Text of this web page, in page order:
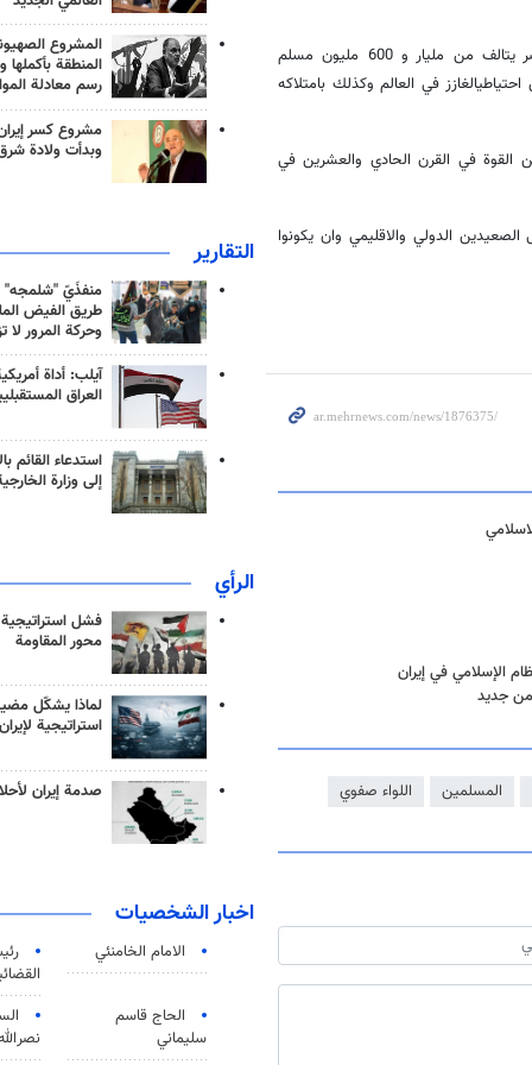
وأردف بالقول ان القطب الجديد للقوة في العالم الاسلامي في القرن الحاضر يتالف من مليار و 600 مليون مسلم
من احتياطي النفط الخام واكثر من 57 بالمائة من احتياطيالغازز في العالم وكذلك بامتلاكه
في القرن الحادي والعشرين في
الدولي والاقليمي وان يكونوا
الإسلامي في إيران
من جديد
المسلمين اللواء صفوي
المشروع
المنطقة بأكملها
رسم معادلة
مشروع كسر
وبدأت ولادة
التقارير
منفذَيّ "شلمجه"
طريق الفيض
وحركة المرور لا
آيلب: أداة
العراق
استدعاء القائم
إلى وزارة
الرأي
فشل
محور المقاومة
لماذا يشكّل
استراتيجية
صدمة إيران
اخبار الشخصيات
الامام الخامنئي
الحاج قاسم
سليماني